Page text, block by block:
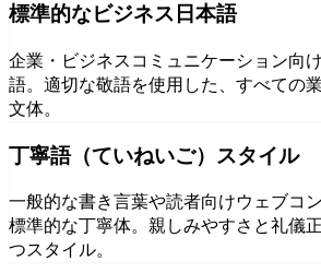
標準的なビジネス日本語
企業・ビジネスコミュニケーション向
語。適切な敬語を使用した、すべての
文体。
丁寧語（ていねいご）スタイル
一般的な書き言葉や読者向けウェブコ
標準的な丁寧体。親しみやすさと礼儀
つスタイル。